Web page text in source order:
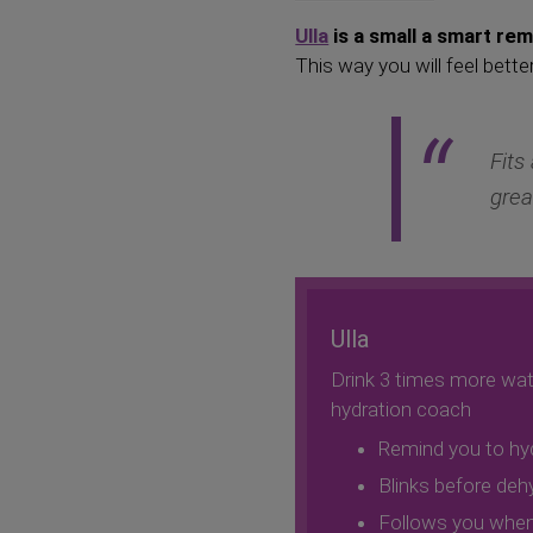
Ulla is a small a smart
This way you will feel
Fits
Ulla
Drink 3 times more
hydration coach
Remind you to
Blinks before
Follows you